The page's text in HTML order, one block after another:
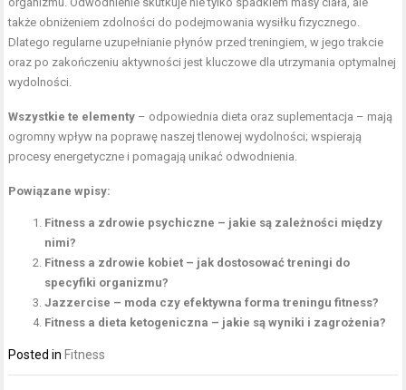
także obniżeniem zdolności do podejmowania wysiłku fizycznego.
Dlatego regularne uzupełnianie płynów przed treningiem, w jego trakcie
oraz po zakończeniu aktywności jest kluczowe dla utrzymania optymalnej
wydolności.
Wszystkie te elementy – odpowiednia dieta oraz suplementacja – mają
ogromny wpływ na poprawę naszej tlenowej wydolności; wspierają
procesy energetyczne i pomagają unikać odwodnienia.
Powiązane wpisy:
Fitness a zdrowie psychiczne – jakie są zależności między
nimi?
Fitness a zdrowie kobiet – jak dostosować treningi do
specyfiki organizmu?
Jazzercise – moda czy efektywna forma treningu fitness?
Fitness a dieta ketogeniczna – jakie są wyniki i zagrożenia?
Posted in Fitness